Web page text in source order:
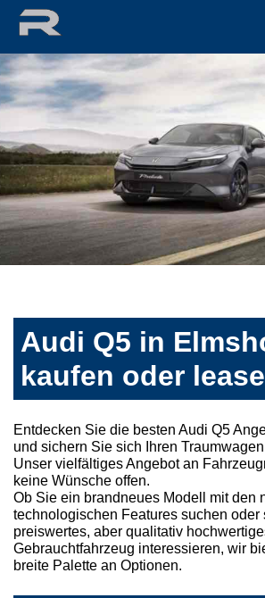
Audi Q5 in
kaufen oder
Entdecken Sie die besten Audi Q5
und sichern Sie sich Ihren
Unser vielfältiges Angebot an
keine Wünsche offen.
Ob Sie ein brandneues Modell mit den
technologischen Features suchen oder
preiswertes, aber qualitativ
Gebrauchtfahrzeug interessieren, wir
breite Palette an Optionen.